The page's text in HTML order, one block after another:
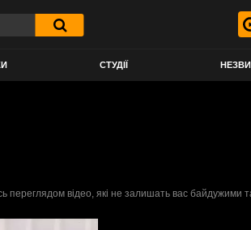
СТУДІЇ
відео, які не залишать вас байдужими